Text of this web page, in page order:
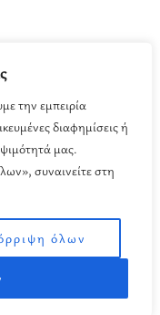
την εμπειρία
διαφημίσεις ή
μας.
συναινείτε στη
όλων